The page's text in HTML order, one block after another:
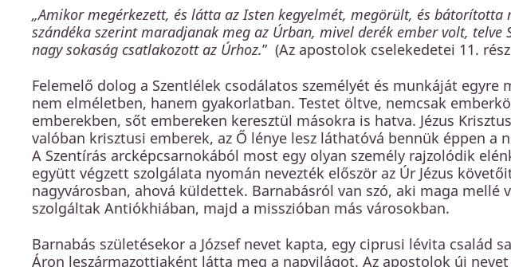
„Amikor megérkezett, és látta az Isten kegyelmét, megörült, és bátorította
szándéka szerint maradjanak meg az Úrban, mivel derék ember volt, telve
nagy sokaság csatlakozott az Úrhoz.” (Az apostolok cselekedetei 11.
Felemelő dolog a Szentlélek csodálatos személyét és munkáját egyre
nem elméletben, hanem gyakorlatban. Testet öltve, nemcsak
emberekben, sőt embereken keresztül másokra is hatva. Jézus
valóban krisztusi emberek, az Ő lénye lesz láthatóvá bennük éppen a
A Szentírás arcképcsarnokából most egy olyan személy rajzolódik
együtt végzett szolgálata nyomán nevezték először az Úr Jézus
nagyvárosban, ahová küldettek. Barnabásról van szó, aki maga mellé
szolgáltak Antiókhiában, majd a misszióban más városokban.
Barnabás születésekor a József nevet kapta, egy ciprusi lévita család
Áron leszármazottjaként látta meg a napvilágot. Az apostolok új